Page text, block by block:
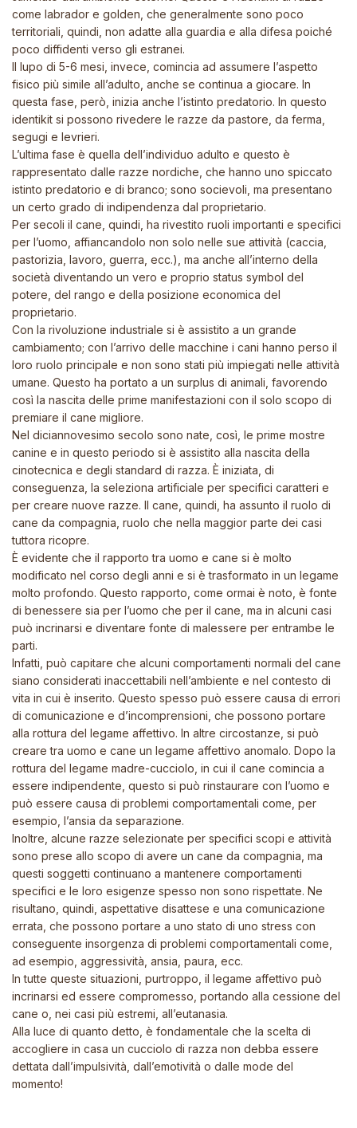
come labrador e golden, che generalmente sono poco
territoriali, quindi, non adatte alla guardia e alla difesa poiché
poco diffidenti verso gli estranei.
Il lupo di 5-6 mesi, invece, comincia ad assumere l’aspetto
fisico più simile all’adulto, anche se continua a giocare. In
questa fase, però, inizia anche l’istinto predatorio. In questo
identikit si possono rivedere le razze da pastore, da ferma,
segugi e levrieri.
L’ultima fase è quella dell’individuo adulto e questo è
rappresentato dalle razze nordiche, che hanno uno spiccato
istinto predatorio e di branco; sono socievoli, ma presentano
un certo grado di indipendenza dal proprietario.
Per secoli il cane, quindi, ha rivestito ruoli importanti e specifici
per l’uomo, affiancandolo non solo nelle sue attività (caccia,
pastorizia, lavoro, guerra, ecc.), ma anche all’interno della
società diventando un vero e proprio status symbol del
potere, del rango e della posizione economica del
proprietario.
Con la rivoluzione industriale si è assistito a un grande
cambiamento; con l’arrivo delle macchine i cani hanno perso il
loro ruolo principale e non sono stati più impiegati nelle attività
umane. Questo ha portato a un surplus di animali, favorendo
così la nascita delle prime manifestazioni con il solo scopo di
premiare il cane migliore.
Nel diciannovesimo secolo sono nate, così, le prime mostre
canine e in questo periodo si è assistito alla nascita della
cinotecnica e degli standard di razza. Ѐ iniziata, di
conseguenza, la seleziona artificiale per specifici caratteri e
per creare nuove razze. Il cane, quindi, ha assunto il ruolo di
cane da compagnia, ruolo che nella maggior parte dei casi
tuttora ricopre.
È evidente che il rapporto tra uomo e cane si è molto
modificato nel corso degli anni e si è trasformato in un legame
molto profondo. Questo rapporto, come ormai è noto, è fonte
di benessere sia per l’uomo che per il cane, ma in alcuni casi
può incrinarsi e diventare fonte di malessere per entrambe le
parti.
Infatti, può capitare che alcuni comportamenti normali del cane
siano considerati inaccettabili nell’ambiente e nel contesto di
vita in cui è inserito. Questo spesso può essere causa di errori
di comunicazione e d’incomprensioni, che possono portare
alla rottura del legame affettivo. In altre circostanze, si può
creare tra uomo e cane un legame affettivo anomalo. Dopo la
rottura del legame madre-cucciolo, in cui il cane comincia a
essere indipendente, questo si può rinstaurare con l’uomo e
può essere causa di problemi comportamentali come, per
esempio, l’ansia da separazione.
Inoltre, alcune razze selezionate per specifici scopi e attività
sono prese allo scopo di avere un cane da compagnia, ma
questi soggetti continuano a mantenere comportamenti
specifici e le loro esigenze spesso non sono rispettate. Ne
risultano, quindi, aspettative disattese e una comunicazione
errata, che possono portare a uno stato di uno stress con
conseguente insorgenza di problemi comportamentali come,
ad esempio, aggressività, ansia, paura, ecc.
In tutte queste situazioni, purtroppo, il legame affettivo può
incrinarsi ed essere compromesso, portando alla cessione del
cane o, nei casi più estremi, all’eutanasia.
Alla luce di quanto detto, è fondamentale che la scelta di
accogliere in casa un cucciolo di razza non debba essere
dettata dall’impulsività, dall’emotività o dalle mode del
momento!